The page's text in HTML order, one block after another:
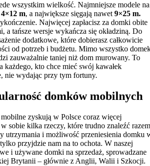
wszystkim wielkość. Najmniejsze modele na
4×12 m, a największe sięgają nawet 9×25 m.
Najwięcej zapłacisz za domki obite
a tańsze wersje wykańcza się okładziną. Do
dodatkowe, które dobierasz całkowicie
od potrzeb i budżetu. Mimo wszystko
zauważalnie taniej niż dom murowany. To
każdego, kto chce mieć swój kawałek
nie wydając przy tym fortuny.
domków mobilnych
zyskują w Polsce coraz więcej
sobie kilka rzeczy, które trudno znaleźć
utrzymania i możliwość przeniesienia domku
przyjdzie nam na to ochota. W naszej
i używane domki na sprzedaż, sprowadzane
Brytanii – głównie z Anglii, Walii i Szkocji.